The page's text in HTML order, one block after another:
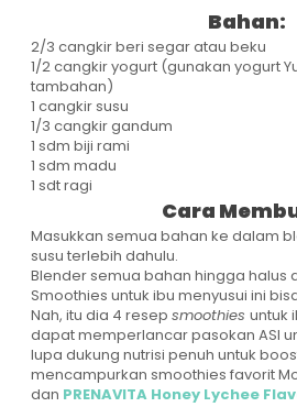
Bahan:
2/3 cangkir beri segar atau beku
1/2 cangkir yogurt (gunakan yogurt
tambahan)
1 cangkir susu
1/3 cangkir gandum
1 sdm biji rami
1 sdm madu
1 sdt ragi
Cara
Masukkan semua bahan ke dalam
susu terlebih dahulu.
Blender semua bahan hingga halus
Smoothies untuk ibu menyusui ini
Nah, itu dia 4 resep smoothies untuk
dapat memperlancar pasokan ASI
lupa dukung nutrisi penuh untuk
mencampurkan smoothies favorit
dan PRENAVITA Honey Lychee